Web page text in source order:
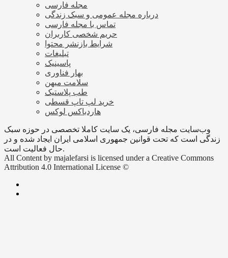
مجله فارسی
درباره مجله عمومی و سبک زندگی
تماس با مجله فارسی
حریم شخصی کاربران
شرایط بازنشر محتوا
تبلیغات
پاسینیک
بهار فناوری
سلامت میهن
طب پلاستیک
خرید لپ تاپ قسطی
هاردباکس لوکس
وب‌سایت مجله فارسی، یک سایت کاملا تخصصی در حوزه سبک
زندگی است که تحت قوانین جمهوری اسلامی ایران ایجاد شده و در
حال فعالیت است.
All Content by majalefarsi is licensed under a Creative Commons
Attribution 4.0 International License ©️